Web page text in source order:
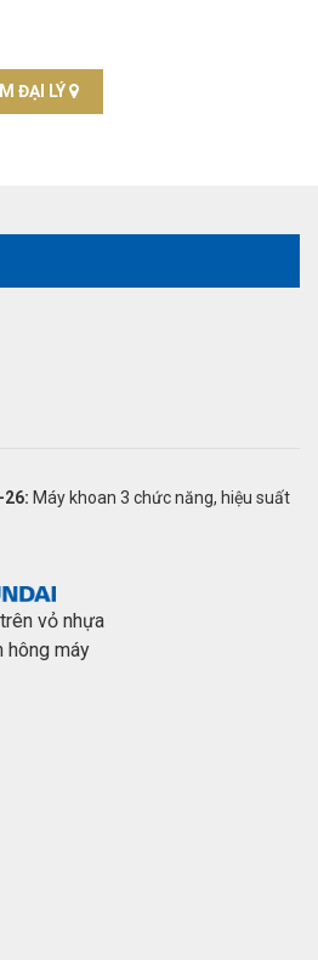
ĐẠI LÝ
26: Máy khoan 3 chức năng, hiệu suất
trên vỏ nhựa
hông máy